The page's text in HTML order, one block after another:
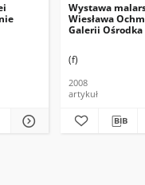
Wystawa
Wiesława
Galerii
(f)
2008
artykuł